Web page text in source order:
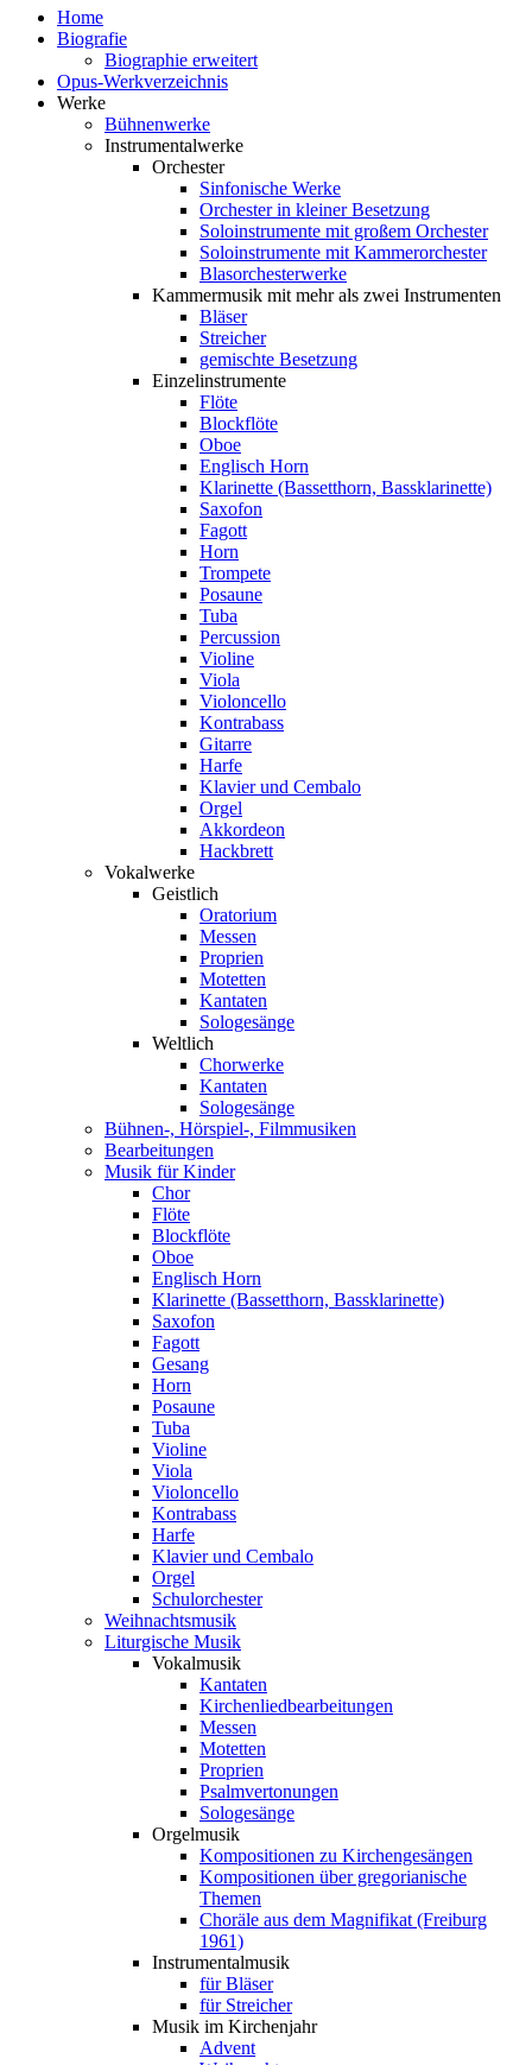
Home
Biografie
Biographie erweitert
Opus-Werkverzeichnis
Werke
Bühnenwerke
Instrumentalwerke
Orchester
Sinfonische Werke
Orchester in kleiner Besetzung
Soloinstrumente mit großem Orchester
Soloinstrumente mit Kammerorchester
Blasorchesterwerke
Kammermusik mit mehr als zwei Instrumenten
Bläser
Streicher
gemischte Besetzung
Einzelinstrumente
Flöte
Blockflöte
Oboe
Englisch Horn
Klarinette (Bassetthorn, Bassklarinette)
Saxofon
Fagott
Horn
Trompete
Posaune
Tuba
Percussion
Violine
Viola
Violoncello
Kontrabass
Gitarre
Harfe
Klavier und Cembalo
Orgel
Akkordeon
Hackbrett
Vokalwerke
Geistlich
Oratorium
Messen
Proprien
Motetten
Kantaten
Sologesänge
Weltlich
Chorwerke
Kantaten
Sologesänge
Bühnen-, Hörspiel-, Filmmusiken
Bearbeitungen
Musik für Kinder
Chor
Flöte
Blockflöte
Oboe
Englisch Horn
Klarinette (Bassetthorn, Bassklarinette)
Saxofon
Fagott
Gesang
Horn
Posaune
Tuba
Violine
Viola
Violoncello
Kontrabass
Harfe
Klavier und Cembalo
Orgel
Schulorchester
Weihnachtsmusik
Liturgische Musik
Vokalmusik
Kantaten
Kirchenliedbearbeitungen
Messen
Motetten
Proprien
Psalmvertonungen
Sologesänge
Orgelmusik
Kompositionen zu Kirchengesängen
Kompositionen über gregorianische
Themen
Choräle aus dem Magnifikat (Freiburg
1961)
Instrumentalmusik
für Bläser
für Streicher
Musik im Kirchenjahr
Advent